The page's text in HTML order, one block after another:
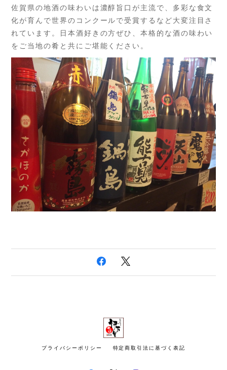
佐賀県の地酒の味わいは濃醇旨口が主流で、多彩な食文
化が育んで世界のコンクールで受賞するなど大変注目さ
れています。日本酒好きの方ぜひ、本格的な酒の味わい
をご当地の肴と共にご堪能ください。
プライバシーポリシー 特定商取引法に基づく表記